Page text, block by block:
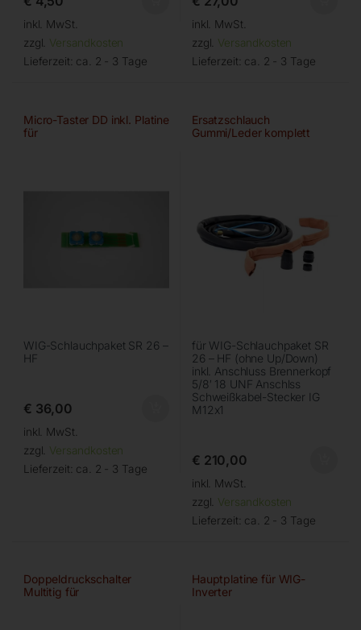
inkl. MwSt.
zzgl. Versandkosten
Lieferzeit: ca. 2 - 3 Tage
inkl. MwSt.
zzgl. Versandkosten
Lieferzeit: ca. 2 - 3 Tage
Micro-Taster DD inkl. Platine
für
WIG-Schlauchpaket SR 26 –
HF
€ 36,00
inkl. MwSt.
zzgl. Versandkosten
Lieferzeit: ca. 2 - 3 Tage
Ersatzschlauch
Gummi/Leder komplett
für WIG-Schlauchpaket SR
26 – HF (ohne Up/Down)
inkl. Anschluss Brennerkopf
5/8′ 18 UNF Anschlss
Schweißkabel-Stecker IG
M12x1
€ 210,00
inkl. MwSt.
zzgl. Versandkosten
Lieferzeit: ca. 2 - 3 Tage
Doppeldruckschalter
Multitig für
Hauptplatine für WIG-
Inverter